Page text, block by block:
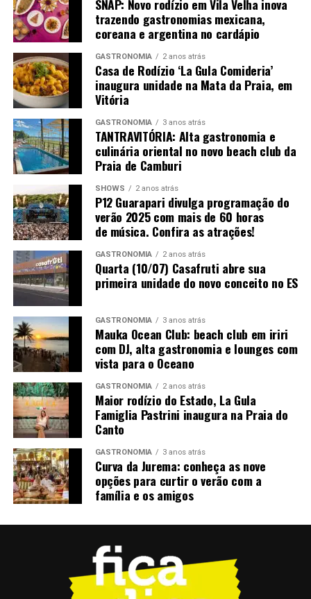
produtor Serra Gaúcha; uva 100% Chardonnay; safra
Não Safrado
Puro Uno – produtor Puro Uno/Vale Do Uco; uva Pinot
Noir e Chardonnay; safra S/N
Vinho Sobremesa
Gravuras de Côa Doc Porto White – produtor Douro; uva
Códega do Larinho, Gouveio, Rabigato e Viosinho; safra
Salton Atos Licoroso – produtor Campanha Gaúcha; uva
Chardonnay; safra NA
San Jose de Apalta Late Havest – produtor San Jose de
Apalta Late Havest; uva Viogner; safra 2020
Terrazas Petit Maseng – produtor Argentina; uva Petit
Maseng; safra NA
Vinho Licoroso Eden – produtor Vale Trentino –
Farroupilha/RS Brasil; uva Moscatos Aromáticos; safra
S/SF
Tinto Velho Mundo
Cantanhede Res – produtor Beira Atlantica Portugal;
uva Baga; safra 2021
Mouchão TN 750 ml – produtor Mouchão, Portugal,
Alentejo; uva Alicant Bouschet, Trincadeira; safra 2018
Quinta da Bacalhoa Tinto – produtor Península de
Setúbal; uva Carbenet Sauvignon, Merlot; safra 2018
Solestá – produtor Velenosi, Itália; uva Montepulciano,
Sangiovese; safra 2022
SNAP: Novo rodízio em Vila Velha inova
trazendo gastronomias mexicana,
coreana e argentina no cardápio
GASTRONOMIA 2 anos atrás
Casa de Rodízio ‘La Gula Comideria’
inaugura unidade na Mata da Praia, em
Vitória
GASTRONOMIA 3 anos atrás
TANTRAVITÓRIA: Alta gastronomia e
culinária oriental no novo beach club da
Praia de Camburi
SHOWS 2 anos atrás
P12 Guarapari divulga programação do
verão 2025 com mais de 60 horas
de música. Confira as atrações!
GASTRONOMIA 2 anos atrás
Quarta (10/07) Casafruti abre sua
primeira unidade do novo conceito no ES
GASTRONOMIA 3 anos atrás
Mauka Ocean Club: beach club em iriri
com DJ, alta gastronomia e lounges com
vista para o Oceano
GASTRONOMIA 2 anos atrás
Maior rodízio do Estado, La Gula
Famiglia Pastrini inaugura na Praia do
Canto
GASTRONOMIA 3 anos atrás
Curva da Jurema: conheça as nove
opções para curtir o verão com a
família e os amigos